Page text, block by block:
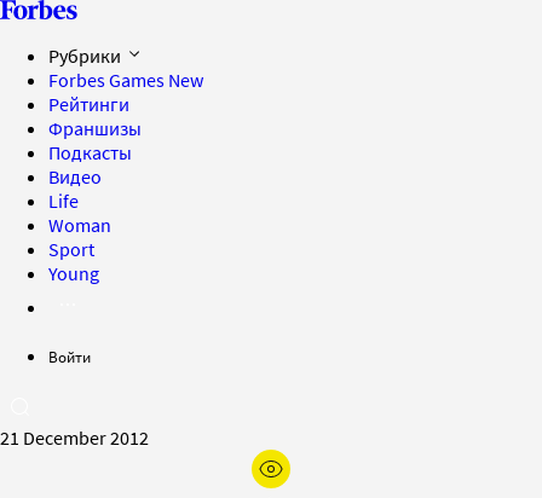
Рубрики
Forbes Games New
Рейтинги
Франшизы
Подкасты
Видео
Life
Woman
Sport
Young
Войти
21 December 2012